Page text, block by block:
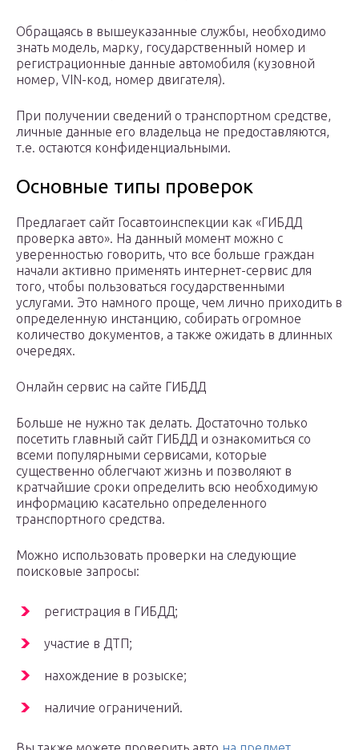
Обращаясь в вышеуказанные службы, необходимо
знать модель, марку, государственный номер и
регистрационные данные автомобиля (кузовной
номер, VIN-код, номер двигателя).
При получении сведений о транспортном средстве,
личные данные его владельца не предоставляются,
т.е. остаются конфиденциальными.
Основные типы проверок
Предлагает сайт Госавтоинспекции как «ГИБДД
проверка авто». На данный момент можно с
уверенностью говорить, что все больше граждан
начали активно применять интернет-сервис для
того, чтобы пользоваться государственными
услугами. Это намного проще, чем лично приходить в
определенную инстанцию, собирать огромное
количество документов, а также ожидать в длинных
очередях.
Онлайн сервис на сайте ГИБДД
Больше не нужно так делать. Достаточно только
посетить главный сайт ГИБДД и ознакомиться со
всеми популярными сервисами, которые
существенно облегчают жизнь и позволяют в
кратчайшие сроки определить всю необходимую
информацию касательно определенного
транспортного средства.
Можно использовать проверки на следующие
поисковые запросы:
регистрация в ГИБДД;
участие в ДТП;
нахождение в розыске;
наличие ограничений.